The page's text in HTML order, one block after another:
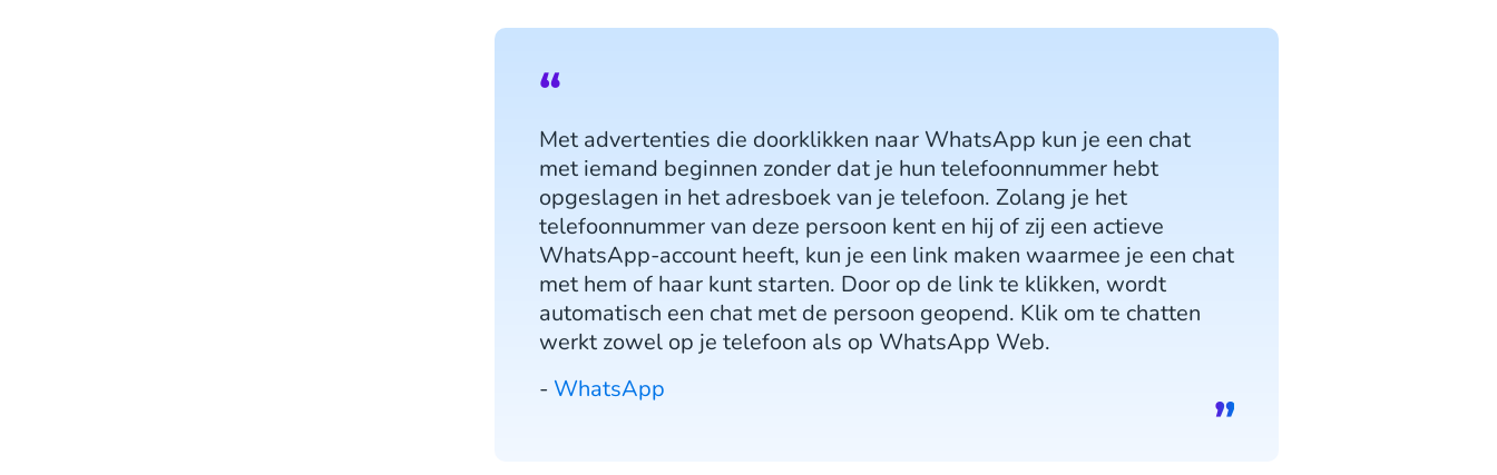
Met advertenties die doorklikken naar WhatsApp kun je een chat
met iemand beginnen zonder dat je hun telefoonnummer hebt
opgeslagen in het adresboek van je telefoon. Zolang je het
telefoonnummer van deze persoon kent en hij of zij een actieve
WhatsApp-account heeft, kun je een link maken waarmee je een chat
met hem of haar kunt starten. Door op de link te klikken, wordt
automatisch een chat met de persoon geopend. Klik om te chatten
werkt zowel op je telefoon als op WhatsApp Web.
- WhatsApp